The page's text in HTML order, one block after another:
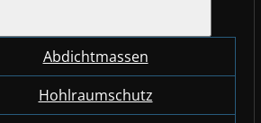
Abdichtmassen
Hohlraumschutz